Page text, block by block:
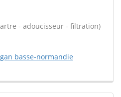
- adoucisseur - filtration)
basse-normandie